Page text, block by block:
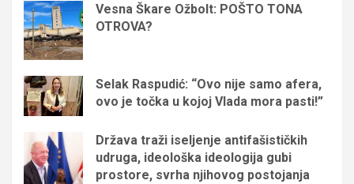
Vesna Škare Ožbolt: POŠTO TONA
OTROVA?
Selak Raspudić: “Ovo nije samo afera,
ovo je točka u kojoj Vlada mora pasti!”
Država traži iseljenje antifašističkih
udruga, ideološka ideologija gubi
prostore, svrha njihovog postojanja